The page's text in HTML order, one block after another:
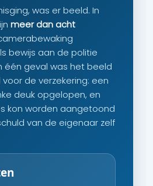
was er beeld. In
meer dan acht
bewijs aan de politie
één geval was het beeld
de verzekering: een
deuk opgelopen, en
kon worden aangetoond
van de eigenaar zelf